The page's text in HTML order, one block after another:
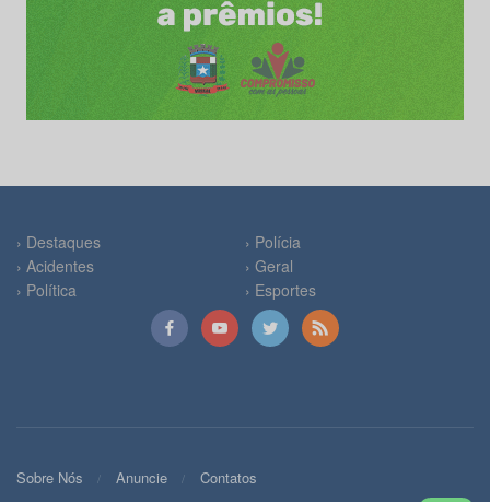
› Destaques
› Acidentes
› Política
› Polícia
› Geral
› Esportes
Sobre Nós Anuncie Contatos